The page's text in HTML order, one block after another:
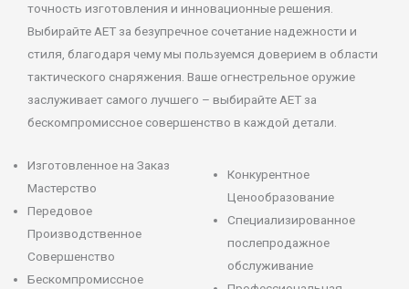
точность изготовления и инновационные решения.
Выбирайте AET за безупречное сочетание надежности и
стиля, благодаря чему мы пользуемся доверием в области
тактического снаряжения. Ваше огнестрельное оружие
заслуживает самого лучшего – выбирайте AET за
бескомпромиссное совершенство в каждой детали.
Изготовленное на Заказ
Мастерство
Передовое
Производственное
Совершенство
Бескомпромиссное
Конкурентное
Ценообразование
Специализированное
послепродажное
обслуживание